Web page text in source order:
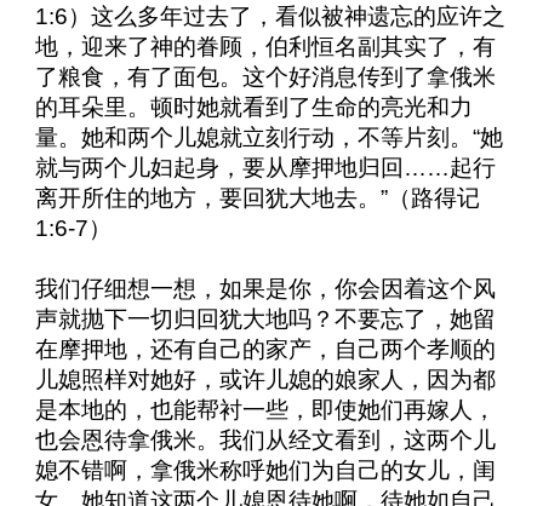
1:6）这么多年过去了，看似被神遗忘的应许之
地，迎来了神的眷顾，伯利恒名副其实了，有
了粮食，有了面包。这个好消息传到了拿俄米
的耳朵里。顿时她就看到了生命的亮光和力
量。她和两个儿媳就立刻行动，不等片刻。“她
就与两个儿妇起身，要从摩押地归回……起行
离开所住的地方，要回犹大地去。”（路得记
1:6-7）
我们仔细想一想，如果是你，你会因着这个风
声就抛下一切归回犹大地吗？不要忘了，她留
在摩押地，还有自己的家产，自己两个孝顺的
儿媳照样对她好，或许儿媳的娘家人，因为都
是本地的，也能帮衬一些，即使她们再嫁人，
也会恩待拿俄米。我们从经文看到，这两个儿
媳不错啊，拿俄米称呼她们为自己的女儿，闺
女。她知道这两个儿媳恩待她啊，待她如自己